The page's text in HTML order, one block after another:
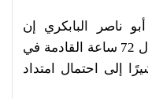
ناصر البابكري إن
منخفضًا جويًا متعمقًا سيتشكل خلال 72 ساعة القادمة في
إلى احتمال امتداد